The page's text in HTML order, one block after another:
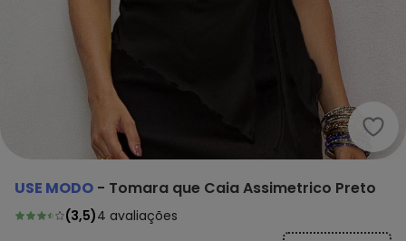
Use
USE MODO - Tomara que Caia Assimetrico Preto
(3,5)4 avaliações